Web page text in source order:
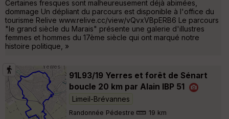
Certaines fresques sont malheureusement déjà abimées,
dommage Un dépliant du parcours est disponible à l'office du
tourisme Relive www.relive.cc/view/vQvxVBpERB6 Le parcours
"le grand siècle du Marais" présente une galerie d'illustres
femmes et hommes du 17ème siècle qui ont marqué notre
histoire politique, »
91L93/19 Yerres et forêt de Sénart
boucle 20 km par Alain IBP 51
Limeil-Brévannes
Randonnée Pédestre 19 km